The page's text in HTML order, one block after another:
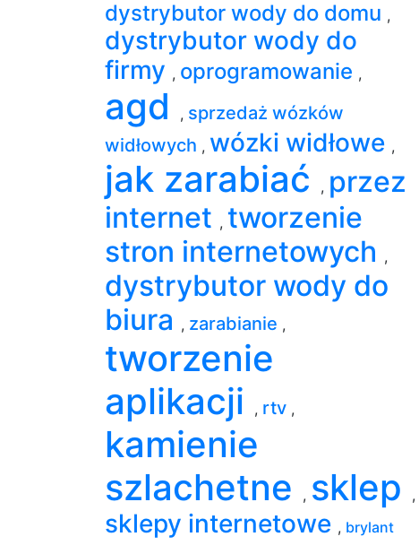
dystrybutor wody do domu ,
dystrybutor wody do
firmy , oprogramowanie ,
agd , sprzedaż wózków
widłowych , wózki widłowe ,
jak zarabiać , przez
internet , tworzenie
stron internetowych ,
dystrybutor wody do
biura , zarabianie ,
tworzenie
aplikacji
, rtv ,
kamienie
szlachetne
, sklep ,
sklepy internetowe , brylant